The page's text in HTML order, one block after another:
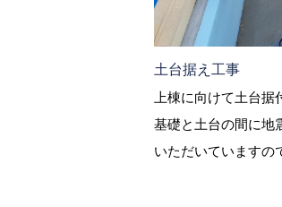
土台据え工事
上棟に向けて土台
基礎と土台の間に地
いただいていますの